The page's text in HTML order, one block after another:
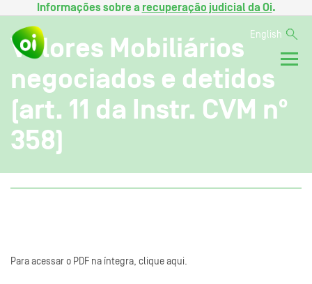
Informações sobre a recuperação judicial da Oi.
English
Valores Mobiliários
negociados e detidos
(art. 11 da Instr. CVM nº
358)
Para acessar o PDF na íntegra, clique aqui.